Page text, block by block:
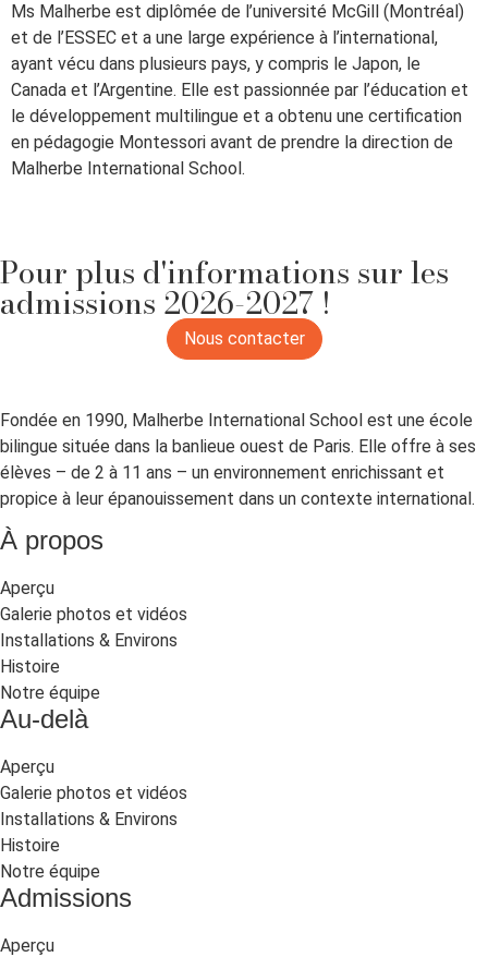
Ms Malherbe est diplômée de l’université McGill (Montréal)
et de l’ESSEC et a une large expérience à l’international,
ayant vécu dans plusieurs pays, y compris le Japon, le
Canada et l’Argentine. Elle est passionnée par l’éducation et
le développement multilingue et a obtenu une certification
en pédagogie Montessori avant de prendre la direction de
Malherbe International School.
Pour plus d'informations sur les
admissions 2026-2027 !
Nous contacter
Fondée en 1990, Malherbe International School est une école
bilingue située dans la banlieue ouest de Paris. Elle offre à ses
élèves – de 2 à 11 ans – un environnement enrichissant et
propice à leur épanouissement dans un contexte international.
À propos
Aperçu
Galerie photos et vidéos
Installations & Environs
Histoire
Notre équipe
Au-delà
Aperçu
Galerie photos et vidéos
Installations & Environs
Histoire
Notre équipe
Admissions
Aperçu